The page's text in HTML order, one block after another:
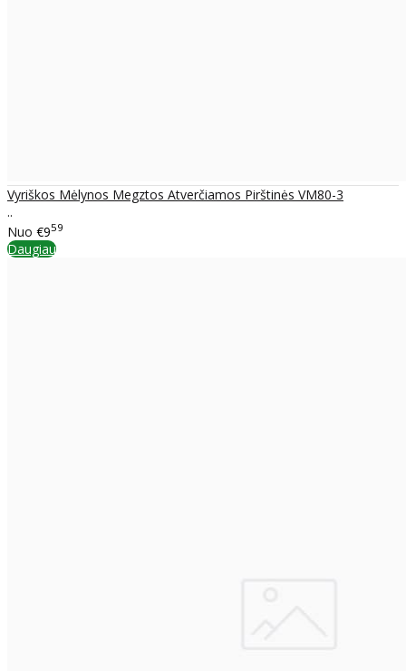
Vyriškos Mėlynos Megztos Atverčiamos Pirštinės VM80-3
..
Nuo €959
Daugiau